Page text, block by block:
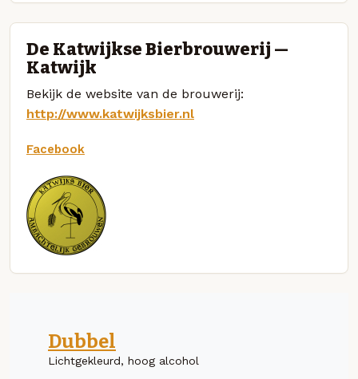
De Katwijkse Bierbrouwerij —
Katwijk
Bekijk de website van de brouwerij:
http://www.katwijksbier.nl
Facebook
Dubbel
Lichtgekleurd, hoog alcohol